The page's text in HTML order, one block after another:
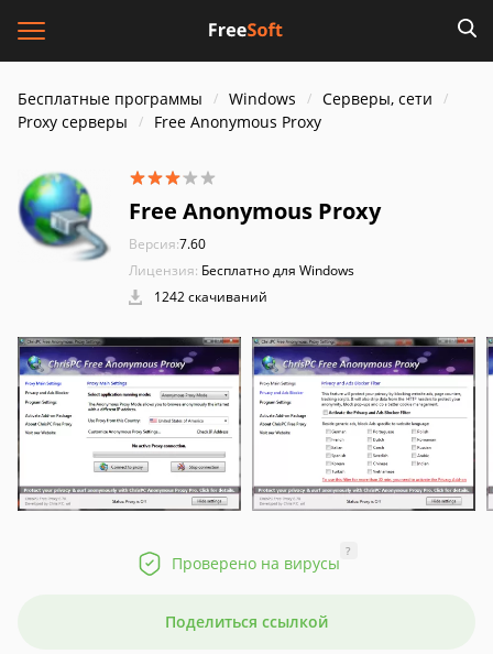
Бесплатные программы Windows
Серверы, сети
Proxy серверы
Free Anonymous Proxy
Free Anonymous Proxy
Версия:7.60
Лицензия: Бесплатно для Windows
1242 скачиваний
Проверено на вирусы
?
Поделиться ссылкой